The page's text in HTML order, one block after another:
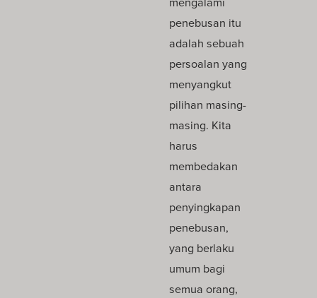
penebusan itu
adalah sebuah
persoalan yang
menyangkut
pilihan masing-
masing. Kita
harus
membedakan
antara
penyingkapan
penebusan,
yang berlaku
umum bagi
semua orang,